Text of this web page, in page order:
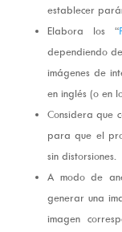
establecer
Elabora los “
dependiendo
imágenes de
en inglés (o en
Considera que
para que el
sin distorsiones.
A modo de
generar una
imagen